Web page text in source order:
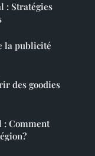
: Stratégies
la publicité
des goodies
: Comment